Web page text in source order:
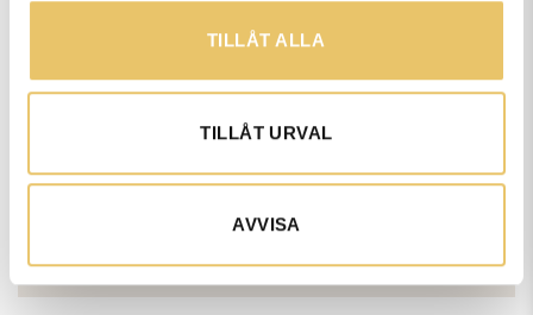
TILLÅT ALLA
TILLÅT URVAL
AVVISA
kurs/utbildning?
Hur går utbildningen till?